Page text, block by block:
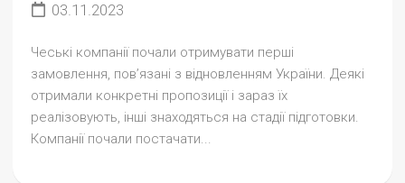
03.11.2023
Чеські компанії почали отримувати перші
замовлення, пов’язані з відновленням України. Деякі
отримали конкретні пропозиції і зараз їх
реалізовують, інші знаходяться на стадії підготовки.
Компанії почали постачати...